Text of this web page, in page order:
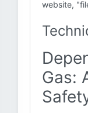
website,
Gas: